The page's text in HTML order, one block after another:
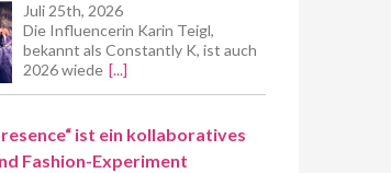
Juli 25th, 2026
Die Influencerin Karin Teigl,
bekannt als Constantly K, ist auch
2026 wiede [...]
ist ein kollaboratives
Fashion-Experiment